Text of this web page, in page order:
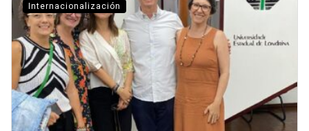
Internacionalización